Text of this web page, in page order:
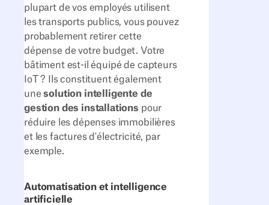
plupart de vos employés utilisent
les transports publics, vous pouvez
probablement retirer cette
dépense de votre budget. Votre
bâtiment est-il équipé de capteurs
IoT ? Ils constituent également
unesolution intelligente de
gestion des installations pour
réduire les dépenses immobilières
et les factures d'électricité, par
exemple.
Automatisation et intelligence
artificielle